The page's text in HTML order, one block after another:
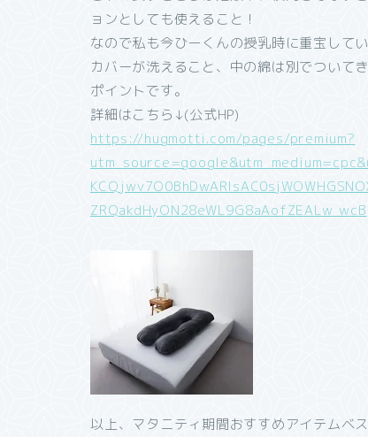
ョンとしても使えること！
なので私も今ひーくんの授乳時に重宝して
カバーが洗えること、中の綿は別でついて
ポイントです。
詳細はこちら↓(公式HP)
https://hugmotti.com/pages/premium?
ZRQakdHyON28eWL9G8aAofZEALw_wcB
以上、マタニティ期間おすすめアイテムベ